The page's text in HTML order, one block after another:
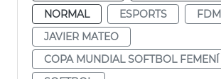
NORMAL
ESPORTS
FDM
JAVIER MATEO
COPA MUNDIAL SOFTBOL FEMENÍ